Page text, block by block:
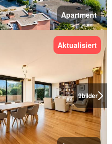
Apartment
9bilder
Aktualisiert